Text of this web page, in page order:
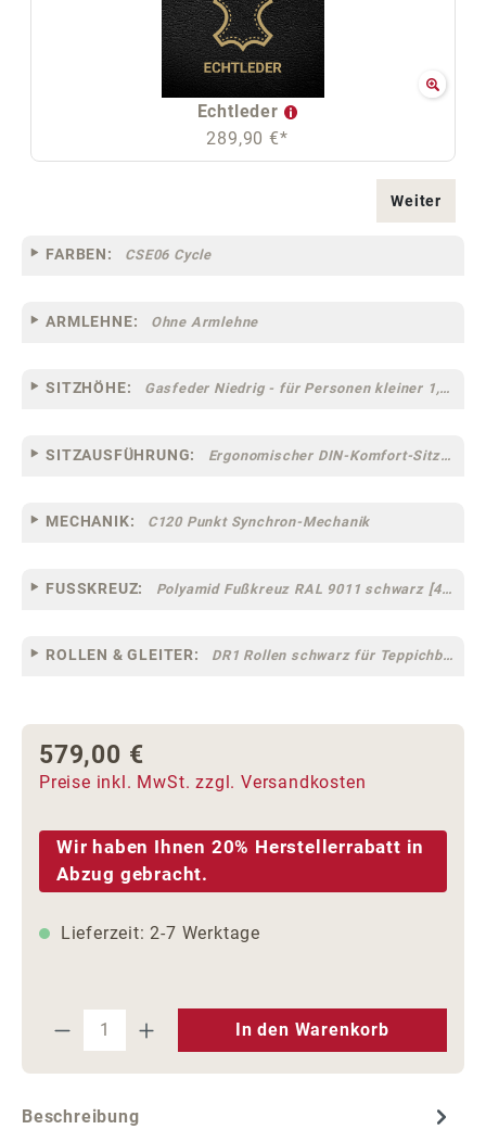
Echtleder
289,90 €*
Weiter
FARBEN: CSE06 Cycle
ARMLEHNE: Ohne Armlehne
SITZHÖHE: Gasfeder Niedrig - für Personen kleiner 1,60 m
SITZAUSFÜHRUNG: Ergonomischer DIN-Komfort-Sitz [75]
MECHANIK: C120 Punkt Synchron-Mechanik
FUSSKREUZ: Polyamid Fußkreuz RAL 9011 schwarz [44]
ROLLEN & GLEITER: DR1 Rollen schwarz für Teppichböden [10]
Regulärer Preis:
579,00 €
Preise inkl. MwSt. zzgl. Versandkosten
Wir haben Ihnen 20% Herstellerrabatt in
Abzug gebracht.
Lieferzeit: 2-7 Werktage
Produkt Anzahl: Gib den
In den Warenkorb
Beschreibung